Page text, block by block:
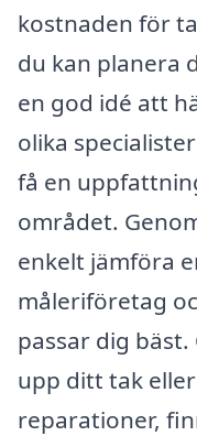
kostnaden för
du kan planera
en god idé att
olika
få en
området.
enkelt jämföra
måleriföretag
passar dig
upp ditt tak
reparationer,